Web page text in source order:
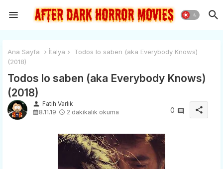
Ana Sayfa İtalya
Todos lo saben (aka Everybody Knows)
(2018)
Todos lo saben (aka Everybody Knows)
(2018)
person Fatih Varlık
8.11.19
2 dakikalık okuma 0 share